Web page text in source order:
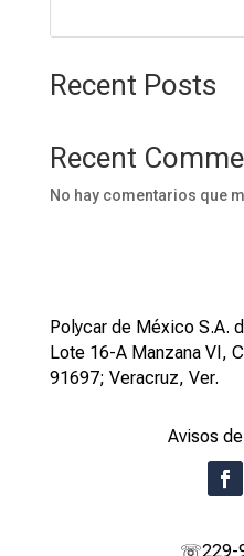
Recent Posts
Recent
No hay comentarios que
Polycar de México S.A.
Lote 16-A Manzana VI,
91697; Veracruz, Ver.
Avisos
☏229-